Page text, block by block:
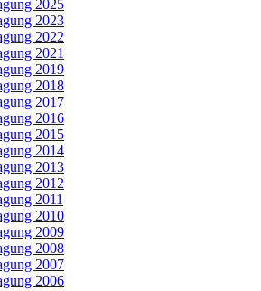
2025
2023
2022
2021
2019
2018
2017
2016
2015
2014
2013
2012
2011
2010
2009
2008
2007
2006